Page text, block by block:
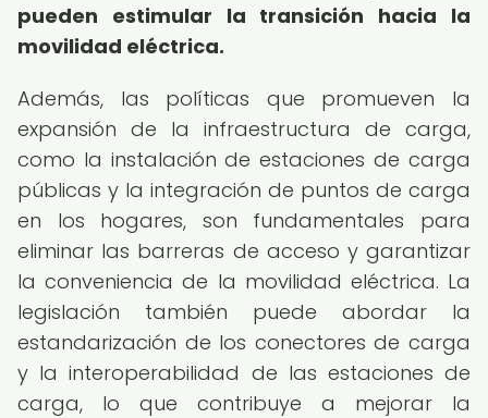
pueden estimular la transición hacia la
movilidad eléctrica.
Además, las políticas que promueven la
expansión de la infraestructura de carga,
como la instalación de estaciones de carga
públicas y la integración de puntos de carga
en los hogares, son fundamentales para
eliminar las barreras de acceso y garantizar
la conveniencia de la movilidad eléctrica. La
legislación también puede abordar la
estandarización de los conectores de carga
y la interoperabilidad de las estaciones de
carga, lo que contribuye a mejorar la